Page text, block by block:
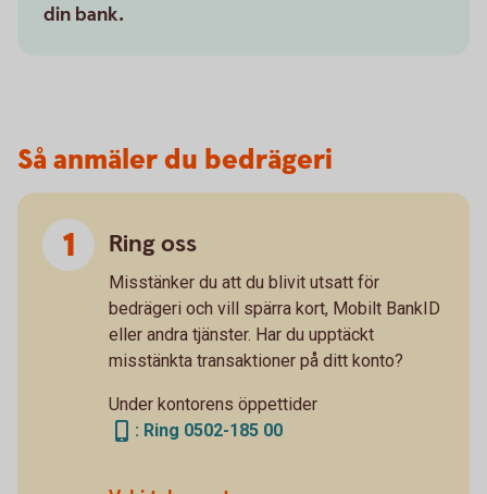
din bank.
Så anmäler du bedrägeri
Ring oss
Misstänker du att du blivit utsatt för
bedrägeri och vill spärra kort, Mobilt BankID
eller andra tjänster. Har du upptäckt
misstänkta transaktioner på ditt konto?
Under kontorens öppettider
: Ring 0502-185 00